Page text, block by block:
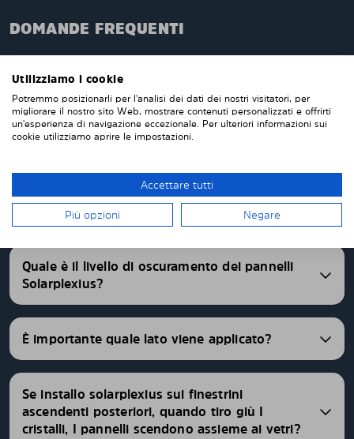
DOMANDE FREQUENTI
Quando ordini da noi i pannelli oscuranti pretagliati,
questi verranno prodotti appositamente per te e su
misura per i vetri della tua auto. Non devi tagliare o
rifinire nulla da solo. I nostri pannelli parasole
vengono consegnati pretagliati con una vestibilità
perfetta. Abbiamo pannelli oscurati pretagliati per
FAQ
Quale è il livello di oscuramento dei pannelli
Solarplexius?
È importante quale lato viene applicato?
Se installo solarplexius sui finestrini
ascendenti posteriori, quando tiro giù I
cristalli, I pannelli scendono assieme ai vetri?
Utilizziamo i cookie
Potremmo posizionarli per l'analisi dei dati dei nostri visitatori, per
migliorare il nostro sito Web, mostrare contenuti personalizzati e offrirti
un'esperienza di navigazione eccezionale. Per ulteriori informazioni sui
cookie utilizziamo aprire le impostazioni.
Accettare tutti
Più opzioni Negare